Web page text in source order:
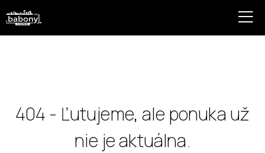
404 - Ľutujeme, ale ponuka už
nie je aktuálna.